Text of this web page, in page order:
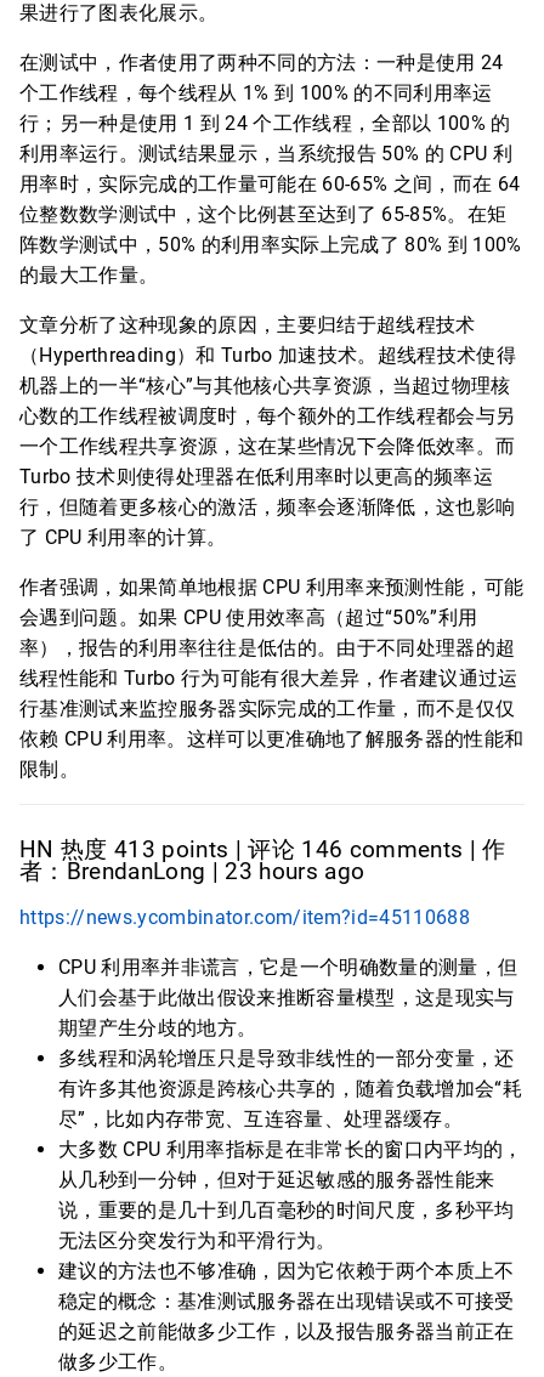
果进行了图表化展示。
在测试中，作者使用了两种不同的方法：一种是使用 24
个工作线程，每个线程从 1% 到 100% 的不同利用率运
行；另一种是使用 1 到 24 个工作线程，全部以 100% 的
利用率运行。测试结果显示，当系统报告 50% 的 CPU 利
用率时，实际完成的工作量可能在 60-65% 之间，而在 64
位整数数学测试中，这个比例甚至达到了 65-85%。在矩
阵数学测试中，50% 的利用率实际上完成了 80% 到 100%
的最大工作量。
文章分析了这种现象的原因，主要归结于超线程技术
（Hyperthreading）和 Turbo 加速技术。超线程技术使得
机器上的一半“核心”与其他核心共享资源，当超过物理核
心数的工作线程被调度时，每个额外的工作线程都会与另
一个工作线程共享资源，这在某些情况下会降低效率。而
Turbo 技术则使得处理器在低利用率时以更高的频率运
行，但随着更多核心的激活，频率会逐渐降低，这也影响
了 CPU 利用率的计算。
作者强调，如果简单地根据 CPU 利用率来预测性能，可能
会遇到问题。如果 CPU 使用效率高（超过“50%”利用
率），报告的利用率往往是低估的。由于不同处理器的超
线程性能和 Turbo 行为可能有很大差异，作者建议通过运
行基准测试来监控服务器实际完成的工作量，而不是仅仅
依赖 CPU 利用率。这样可以更准确地了解服务器的性能和
限制。
HN 热度 413 points | 评论 146 comments | 作
者：BrendanLong | 23 hours ago
https://news.ycombinator.com/item?id=45110688
CPU 利用率并非谎言，它是一个明确数量的测量，但
人们会基于此做出假设来推断容量模型，这是现实与
期望产生分歧的地方。
多线程和涡轮增压只是导致非线性的一部分变量，还
有许多其他资源是跨核心共享的，随着负载增加会“耗
尽”，比如内存带宽、互连容量、处理器缓存。
大多数 CPU 利用率指标是在非常长的窗口内平均的，
从几秒到一分钟，但对于延迟敏感的服务器性能来
说，重要的是几十到几百毫秒的时间尺度，多秒平均
无法区分突发行为和平滑行为。
建议的方法也不够准确，因为它依赖于两个本质上不
稳定的概念：基准测试服务器在出现错误或不可接受
的延迟之前能做多少工作，以及报告服务器当前正在
做多少工作。